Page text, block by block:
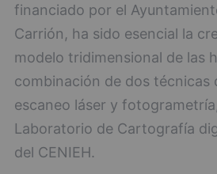
financiado por el
Carrión, ha sido esencial la
modelo tridimensional de las
combinación de dos técnicas
escaneo láser y
Laboratorio de Cartografía
del CENIEH.